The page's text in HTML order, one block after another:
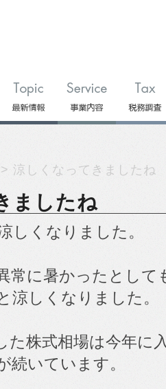
> 涼しくなってきましたね
ましたね
しくなりました。
常に暑かったとして
涼しくなりました。
た株式相場は今年に
続いています。